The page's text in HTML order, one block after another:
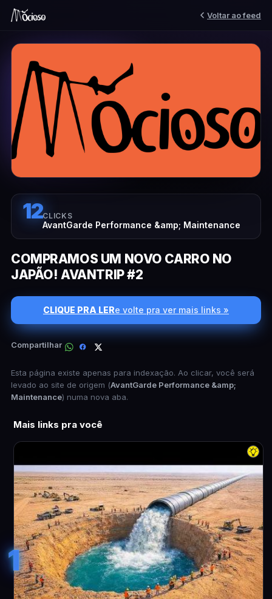
Voltar ao feed
12CLICKS
AvantGarde Performance &amp; Maintenance
COMPRAMOS UM NOVO CARRO NO
JAPÃO! AVANTRIP #2
CLIQUE PRA LERe volte pra ver mais links »
Compartilhar
Esta página existe apenas para indexação. Ao clicar, você será
levado ao site de origem (AvantGarde Performance &amp;
Maintenance) numa nova aba.
Mais links pra você
1